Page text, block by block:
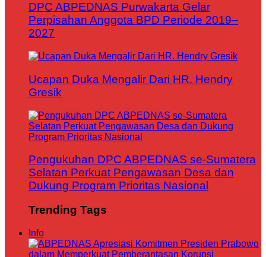
DPC ABPEDNAS Purwakarta Gelar
Perpisahan Anggota BPD Periode 2019–
2027
Ucapan Duka Mengalir Dari HR. Hendry
Gresik
Pengukuhan DPC ABPEDNAS se-Sumatera
Selatan Perkuat Pengawasan Desa dan
Dukung Program Prioritas Nasional
Trending Tags
Info